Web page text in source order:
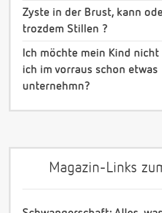
Zyste in der Brust, kann
trozdem Stillen ?
Ich möchte mein Kind
ich im vorraus schon etwas
unternehmn?
Magazin-Links